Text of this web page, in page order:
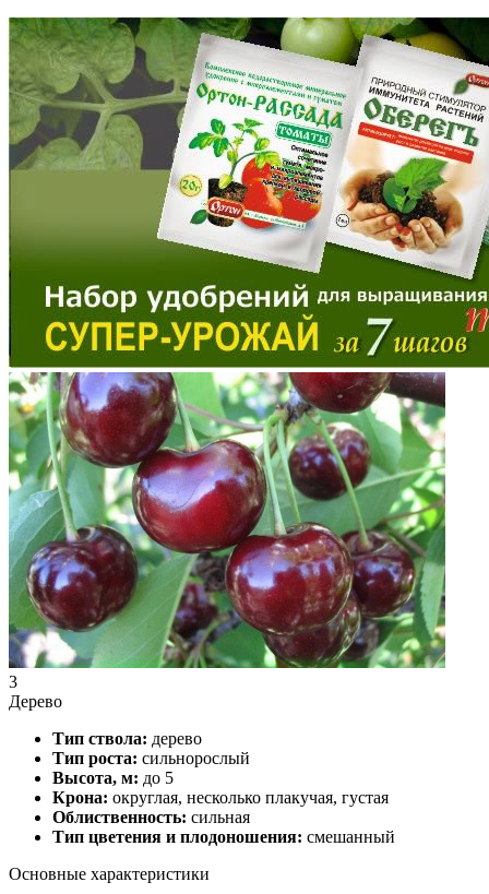
3
Дерево
Тип ствола: дерево
Тип роста: сильнорослый
Высота, м: до 5
Крона: округлая, несколько плакучая, густая
Облиственность: сильная
Тип цветения и плодоношения: смешанный
Основные характеристики